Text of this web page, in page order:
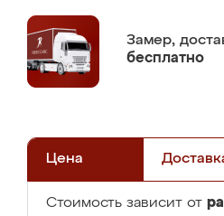
Замер,
бесплатно
Цена
Стоимость зависит от